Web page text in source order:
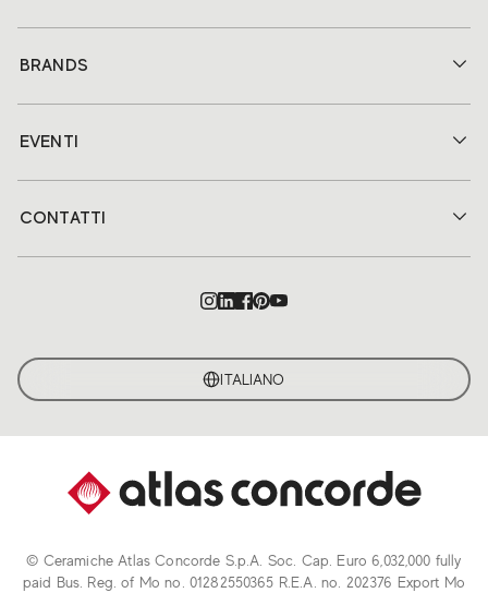
BRANDS
EVENTI
CONTATTI
ITALIANO
© Ceramiche Atlas Concorde S.p.A. Soc. Cap. Euro 6,032,000 fully
paid Bus. Reg. of Mo no. 01282550365 R.E.A. no. 202376 Export Mo